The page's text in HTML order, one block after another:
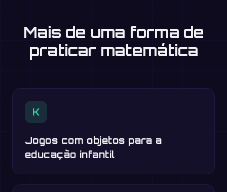
Mais de uma forma de
praticar matemática
K
Jogos com objetos para a
educação infantil